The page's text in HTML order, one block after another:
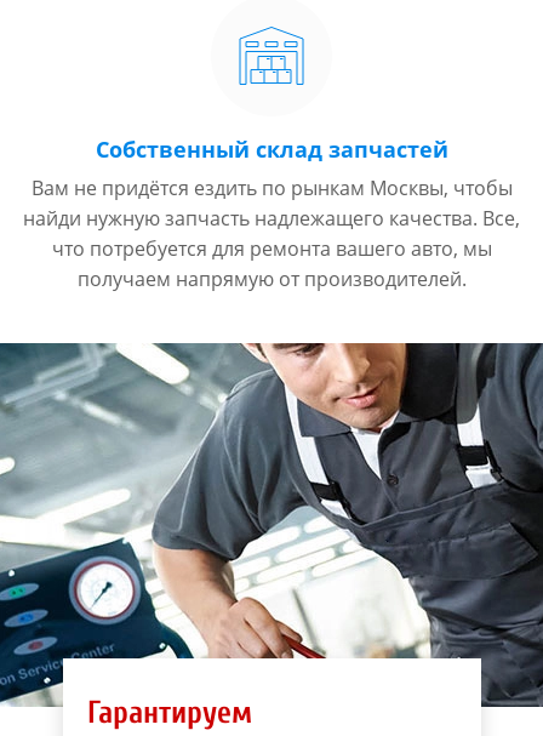
Собственный склад запчастей
Вам не придётся ездить по рынкам Москвы, чтобы
найди нужную запчасть надлежащего качества. Все,
что потребуется для ремонта вашего авто, мы
получаем напрямую от производителей.
Гарантируем